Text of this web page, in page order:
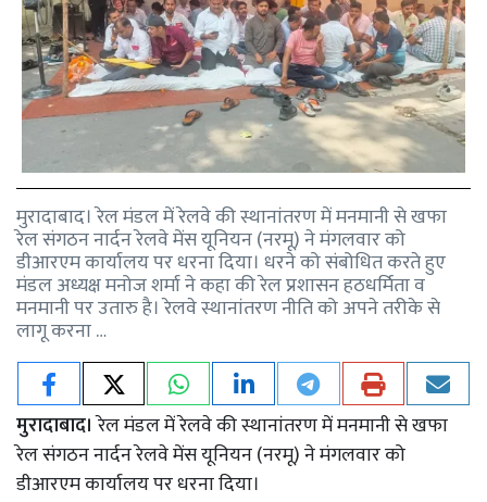
मुरादाबाद। रेल मंडल में रेलवे की स्थानांतरण में मनमानी से खफा
रेल संगठन नार्दन रेलवे मेंस यूनियन (नरमू) ने मंगलवार को
डीआरएम कार्यालय पर धरना दिया। धरने को संबोधित करते हुए
मंडल अध्यक्ष मनोज शर्मा ने कहा की रेल प्रशासन हठधर्मिता व
मनमानी पर उतारु है। रेलवे स्थानांतरण नीति को अपने तरीके से
लागू करना …
मुरादाबाद।रेल मंडल में रेलवे की स्थानांतरण में मनमानी से खफा
रेल संगठन नार्दन रेलवे मेंस यूनियन (नरमू) ने मंगलवार को
डीआरएम कार्यालय पर धरना दिया।